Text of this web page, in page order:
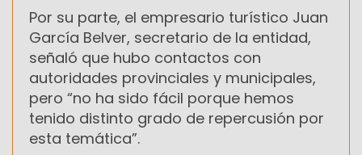
Por su parte, el empresario turístico Juan
García Belver, secretario de la entidad,
señaló que hubo contactos con
autoridades provinciales y municipales,
pero “no ha sido fácil porque hemos
tenido distinto grado de repercusión por
esta temática”.